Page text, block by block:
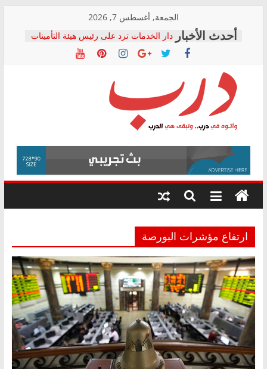
content
الجمعة, أغسطس 7, 2026
دار الخدمات ترد على رئيس هيئة التأمينات
بعد مؤتمره الصحفي: إنكار الأزمة لا ينهي
معاناة أصحاب المعاشات.. ونطالب بكشف
فرحات سليمان يكتب: القطاع الصحي إلى
أين؟
حزب التحالف الشعبي يطلق لجنة “الحق
في الصحة” بالإسكندرية لرصد الانتهاكات
ودعم المرضى
الوزاري لمدينة الصحفيين.. وانتهاء أعمال
إنشاء المبنى الإداري
المجلس القومي لحقوق الإنسان يعلن
متابعة قضية الدكتور محمد زهران.. ويؤكد:
قرينة البراءة وضمانات المحاكمة العادلة
درب
وأتوه
درب..
وتبقى
هي
ارتفاع مؤشرات البورصة